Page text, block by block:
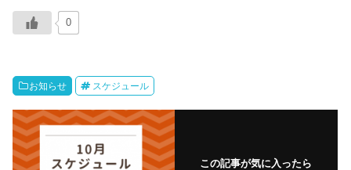
0
お知らせ スケジュール
この記事が気に入ったら